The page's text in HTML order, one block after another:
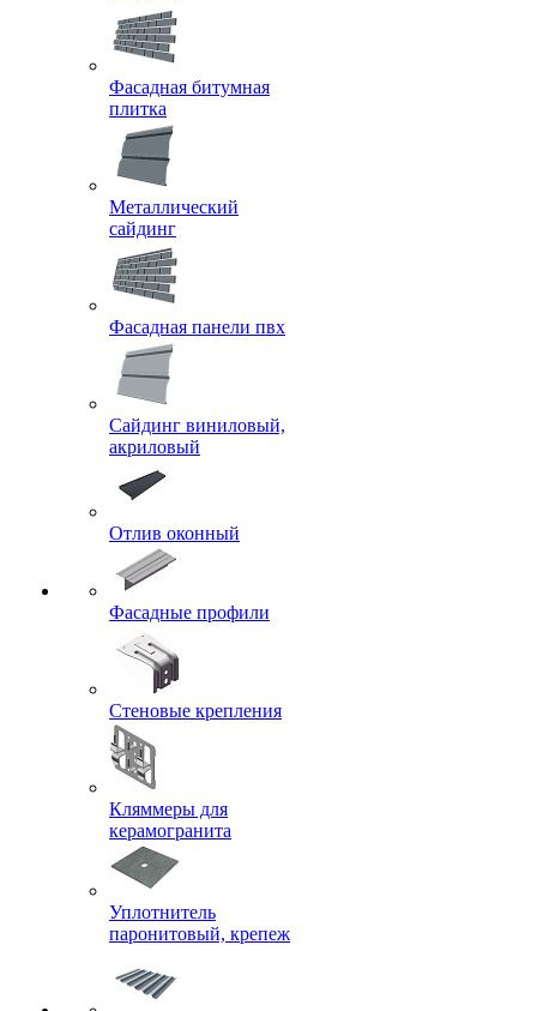
Фасадная битумная
плитка
Металлический
сайдинг
Фасадная панели пвх
Сайдинг виниловый,
акриловый
Отлив оконный
Фасадные профили
Стеновые крепления
Кляммеры для
керамогранита
Уплотнитель
паронитовый, крепеж